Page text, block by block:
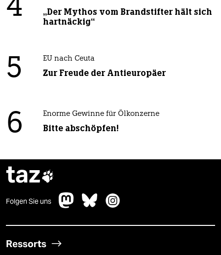
4
„Der Mythos vom Brandstifter hält sich
hartnäckig“
5 EU nach Ceuta
Zur Freude der Antieuropäer
6 Enorme Gewinne für Ölkonzerne
Bitte abschöpfen!
taz
Folgen Sie uns
Ressorts